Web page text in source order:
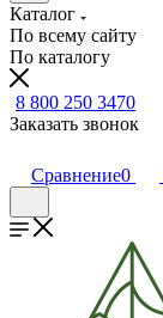
Каталог
По всему сайту
По каталогу
8 800 250 3470
Заказать звонок
Сравнение0